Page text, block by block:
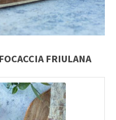
FRIULANA